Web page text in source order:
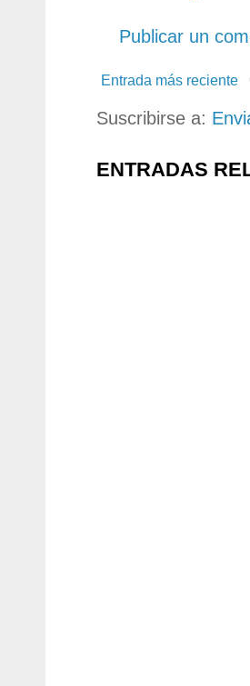
Publicar un
Entrada más reciente
Suscribirse a:
ENTRADAS